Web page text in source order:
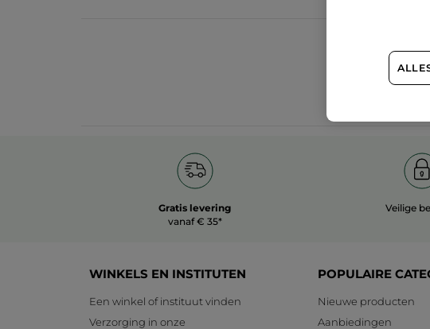
Gratis levering
vanaf € 35*
Veilige
WINKELS EN INSTITUTEN
Een winkel of instituut vinden
Verzorging in onze
POPULAIRE
Nieuwe producten
Aanbiedingen